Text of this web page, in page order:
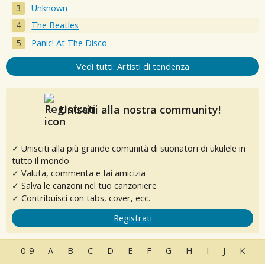
Unknown
The Beatles
Panic! At The Disco
Vedi tutti: Artisti di tendenza
Unisciti alla nostra community!
✓ Unisciti alla più grande comunità di suonatori di ukulele in
tutto il mondo
✓ Valuta, commenta e fai amicizia
✓ Salva le canzoni nel tuo canzoniere
✓ Contribuisci con tabs, cover, ecc.
Registrati
0-9 A B C D E F G H I J K